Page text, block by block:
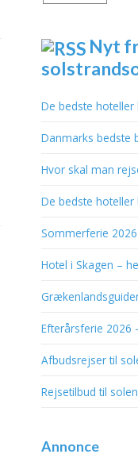
Nyt
De bedste
Danmarks bedste
Hvor skal man
De bedste
Sommerferie
Hotel i Skagen –
Efterårsferie 2026
Afbudsrejser til
Rejsetilbud til
Annonce